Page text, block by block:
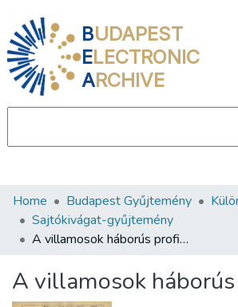
BUDAPEST
ELECTRONIC
ARCHIVE
Communities & Collections
All of DSpace
About us
Home Budapest Gyűjtemény
Sajtókivágat-gyűjtemény
A villamosok háborús profitja
A villamosok